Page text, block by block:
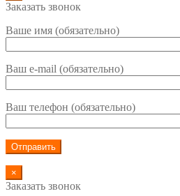
Заказать звонок
Ваше имя (обязательно)
Ваш e-mail (обязательно)
Ваш телефон (обязательно)
×
Заказать звонок